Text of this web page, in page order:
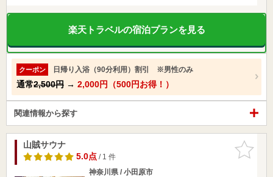
楽天トラベルの宿泊プランを見る
クーポン 日帰り入浴（90分利用）割引 ※男性のみ
通常2,500円 → 2,000円（500円お得！）
関連情報から探す
お気に入
りに追加
山賊サウナ
5.0点/ 1 件
神奈川県 / 小田原市